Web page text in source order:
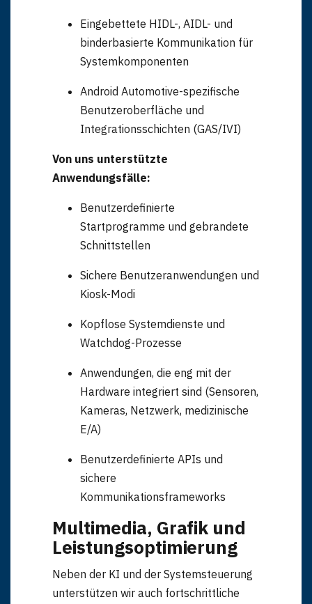
MediTUX OS - Medizinisches Linux-
Eingebettete HIDL-, AIDL- und
binderbasierte Kommunikation für
Systemkomponenten
Android Automotive-spezifische
Benutzeroberfläche und
Integrationsschichten (GAS/IVI)
Von uns unterstützte
Anwendungsfälle:
Benutzerdefinierte
Startprogramme und gebrandete
Schnittstellen
Sichere Benutzeranwendungen und
Kiosk-Modi
Kopflose Systemdienste und
Watchdog-Prozesse
Anwendungen, die eng mit der
Hardware integriert sind (Sensoren,
Kameras, Netzwerk, medizinische
E/A)
Benutzerdefinierte APIs und
sichere
Kommunikationsframeworks
Multimedia, Grafik und
Leistungsoptimierung
Neben der KI und der Systemsteuerung
unterstützen wir auch fortschrittliche